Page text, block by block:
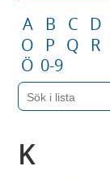
A B C D
O
P Q R
Ö 0-9
K